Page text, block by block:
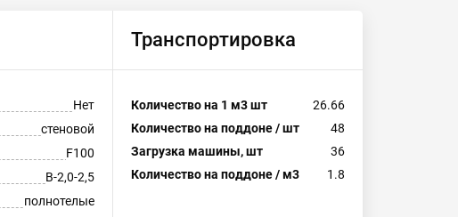
Нет
стеновой
F100
В-2,0-2,5
полнотелые
Транспортировка
Количество на 1 м3 шт
26.66
Количество на поддоне / шт
48
Загрузка машины, шт
36
Количество на поддоне / м3
1.8